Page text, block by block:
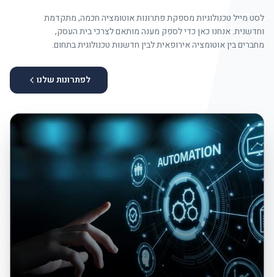
לסט מייל טכנולוגיות מספקת פתרונות אוטומציה חכמה, מתקדמת
וחדשנית. אנחנו כאן כדי לספק מענה מותאם לצרכי בית העסק,
מחברים בין אוטומציה אירופאית לבין חדשנות טכנולוגית בתחום.
לפתרונות שלנו